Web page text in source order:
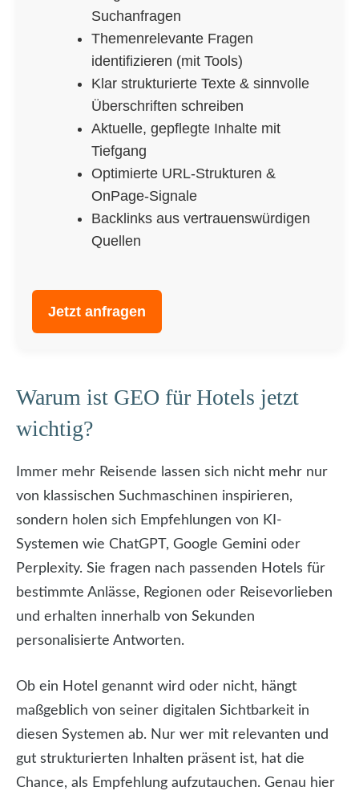
Suchanfragen
Themenrelevante Fragen
identifizieren (mit Tools)
Klar strukturierte Texte & sinnvolle
Überschriften schreiben
Aktuelle, gepflegte Inhalte mit
Tiefgang
Optimierte URL-Strukturen &
OnPage-Signale
Backlinks aus vertrauenswürdigen
Quellen
Jetzt anfragen
Warum ist GEO für Hotels jetzt
wichtig?
Immer mehr Reisende lassen sich nicht mehr nur
von klassischen Suchmaschinen inspirieren,
sondern holen sich Empfehlungen von KI-
Systemen wie ChatGPT, Google Gemini oder
Perplexity. Sie fragen nach passenden Hotels für
bestimmte Anlässe, Regionen oder Reisevorlieben
und erhalten innerhalb von Sekunden
personalisierte Antworten.
Ob ein Hotel genannt wird oder nicht, hängt
maßgeblich von seiner digitalen Sichtbarkeit in
diesen Systemen ab. Nur wer mit relevanten und
gut strukturierten Inhalten präsent ist, hat die
Chance, als Empfehlung aufzutauchen. Genau hier